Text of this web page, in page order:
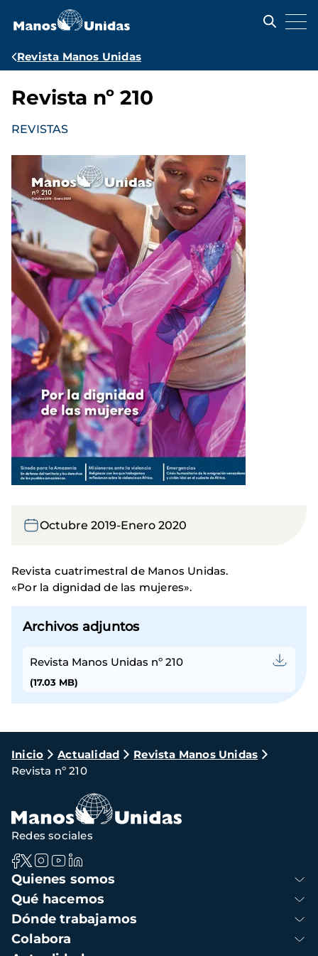
contenido
Ruta
navegación
Revista Manos Unidas
Revista nº 210
REVISTAS
Octubre 2019-Enero 2020
Revista cuatrimestral de Manos Unidas.
«Por la dignidad de las mujeres».
Archivos adjuntos
Revista Manos Unidas nº 210
(17.03 MB)
Ruta
de
navegación
Inicio Actualidad
Revista Manos Unidas
Revista nº 210
Navegación
principal
Quienes somos
Qué hacemos
Dónde trabajamos
Colabora
Redes sociales